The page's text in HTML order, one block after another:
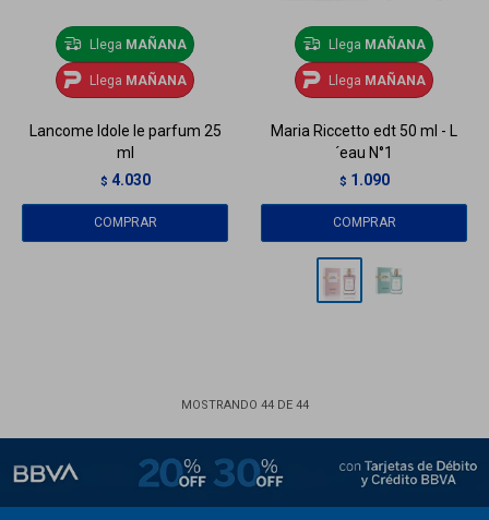
Llega MAÑANA
Llega MAÑANA
Lancome Idole le parfum 25
ml
$ 4.030
Llega MAÑANA
Llega MAÑANA
Maria Riccetto edt 50 ml - L
´eau N°1
$ 1.090
MOSTRANDO 44DE 44